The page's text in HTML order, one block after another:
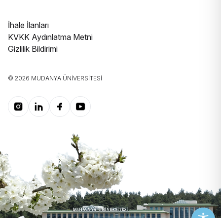
İhale İlanları
KVKK Aydınlatma Metni
Gizlilik Bildirimi
© 2026 MUDANYA ÜNIVERSITESI